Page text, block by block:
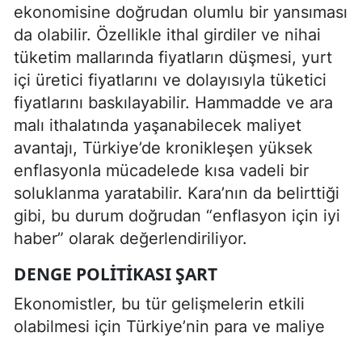
ekonomisine doğrudan olumlu bir yansıması
da olabilir. Özellikle ithal girdiler ve nihai
tüketim mallarında fiyatların düşmesi, yurt
içi üretici fiyatlarını ve dolayısıyla tüketici
fiyatlarını baskılayabilir. Hammadde ve ara
malı ithalatında yaşanabilecek maliyet
avantajı, Türkiye’de kronikleşen yüksek
enflasyonla mücadelede kısa vadeli bir
soluklanma yaratabilir. Kara’nın da belirttiği
gibi, bu durum doğrudan “enflasyon için iyi
haber” olarak değerlendiriliyor.
DENGE POLITIKASI ŞART
Ekonomistler, bu tür gelişmelerin etkili
olabilmesi için Türkiye’nin para ve maliye